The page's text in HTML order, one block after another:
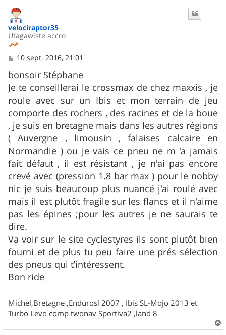
velociraptor35
Utagawiste accro
M
s
s
a
g
e
10 sept. 2016, 21:01
bonsoir Stéphane
Je te conseillerai le crossmax de chez maxxis , je
roule avec sur un Ibis et mon terrain de jeu
comporte des rochers , des racines et de la boue
, je suis en bretagne mais dans les autres régions
( Auvergne , limousin , falaises calcaire en
Normandie ) ou je vais ce pneu ne m 'a jamais
fait défaut , il est résistant , je n'ai pas encore
crevé avec (pression 1.8 bar max ) pour le nobby
nic je suis beaucoup plus nuancé j'ai roulé avec
mais il est plutôt fragile sur les flancs et il n'aime
pas les épines ;pour les autres je ne saurais te
dire.
Va voir sur le site cyclestyres ils sont plutôt bien
fourni et de plus tu peu faire une prés sélection
des pneus qui t’intéressent.
Bon ride
Michel,Bretagne ,Endurosl 2007 , Ibis SL-Mojo 2013 et
Turbo Levo comp twonav Sportiva2 ,land 8
a